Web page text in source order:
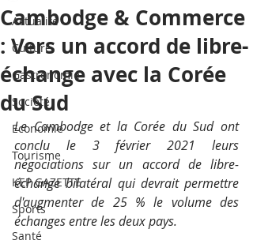
Actualité
Culture
Gastronomie
Société
Economie
Tourisme
KEP GAZETTE
Sports
Santé
Cambodge & Commerce
: Vers un accord de libre-
échange avec la Corée
du Sud
Le Cambodge et la Corée du Sud ont
conclu le 3 février 2021 leurs
négociations sur un accord de libre-
échange bilatéral qui devrait permettre
d'augmenter de 25 % le volume des
échanges entre les deux pays.